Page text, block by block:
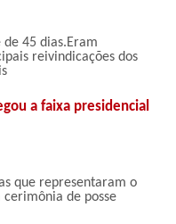
45 dias.Eram
reivindicações dos
a faixa presidencial
que representaram o
de posse